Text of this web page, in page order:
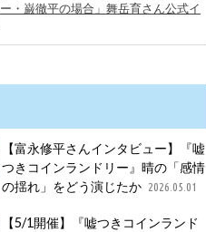
ー・巌徹平の場合」舞岳育さん公式イ
【富永修平さんインタビュー】『嘘
つきコインランドリー』晴の「感情
の揺れ」をどう演じたか 2026.05.01
【5/1開催】『嘘つきコインランド